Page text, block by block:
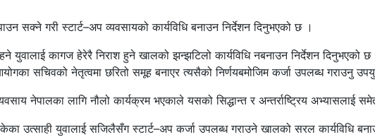
सक्ने गरी स्टार्ट–अप व्यवसायको कार्यविधि बनाउन निर्देशन दिनुभएको छ ।
कागज हेरेरै निराश हुने खालको झन्झटिलो कार्यविधि नबनाउन निर्देशन दिनुभएको छ
सचिवको नेतृत्वमा छरितो समूह बनाएर त्यसैको निर्णयबमोजिम कर्जा उपलब्ध गराउनु
नेपालका लागि नौलो कार्यक्रम भएकाले यसको सिद्धान्त र अन्तर्राष्ट्रिय अभ्यासलाई
उत्साही युवालाई सजिलैसँग स्टार्ट–अप कर्जा उपलब्ध गराउने खालको सरल कार्यविधि